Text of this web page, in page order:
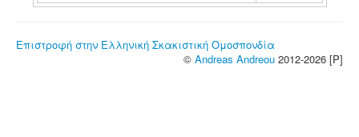
Επιστροφή στην Ελληνική Σκακιστική Ομοσπονδία
© Andreas Andreou 2012-2026 [P]